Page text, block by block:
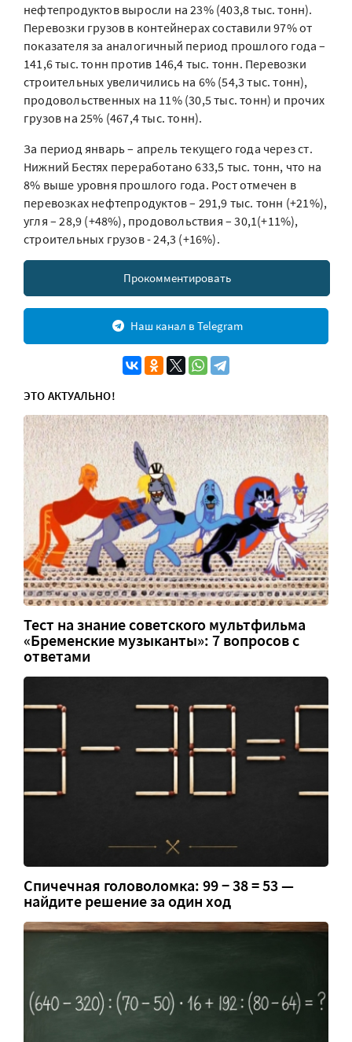
нефтепродуктов выросли на 23% (403,8 тыс. тонн).
Перевозки грузов в контейнерах составили 97% от
показателя за аналогичный период прошлого года –
141,6 тыс. тонн против 146,4 тыс. тонн. Перевозки
строительных увеличились на 6% (54,3 тыс. тонн),
продовольственных на 11% (30,5 тыс. тонн) и прочих
грузов на 25% (467,4 тыс. тонн).
За период январь – апрель текущего года через ст.
Нижний Бестях переработано 633,5 тыс. тонн, что на
8% выше уровня прошлого года. Рост отмечен в
перевозках нефтепродуктов – 291,9 тыс. тонн (+21%),
угля – 28,9 (+48%), продовольствия – 30,1(+11%),
строительных грузов - 24,3 (+16%).
Прокомментировать
Наш канал в Telegram
ЭТО АКТУАЛЬНО!
Тест на знание советского мультфильма
«Бременские музыканты»: 7 вопросов с
ответами
Спичечная головоломка: 99 − 38 = 53 —
найдите решение за один ход